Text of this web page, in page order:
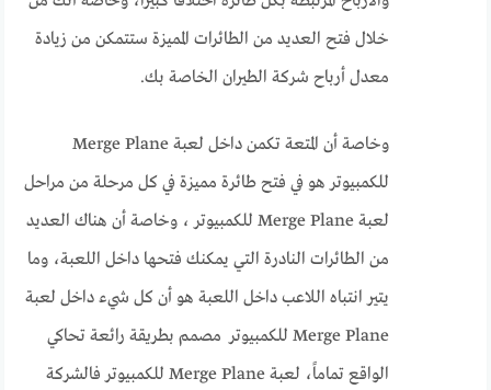
خلال فتح العديد من الطائرات المميزة ستتمكن من زيادة
معدل أرباح شركة الطيران الخاصة بك.
وخاصة أن المتعة تكمن داخل لعبة Merge Plane
للكمبيوتر هو في فتح طائرة مميزة في كل مرحلة من مراحل
لعبة Merge Plane للكمبيوتر ، وخاصة أن هناك العديد
من الطائرات النادرة التي يمكنك فتحها داخل اللعبة، وما
يتير انتباه اللاعب داخل اللعبة هو أن كل شيء داخل لعبة
Merge Plane للكمبيوتر مصمم بطريقة رائعة تحاكي
الواقع تماماً، لعبة Merge Plane للكمبيوتر فالشركة